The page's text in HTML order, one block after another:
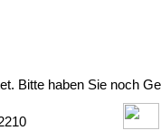
Bitte haben Sie noch